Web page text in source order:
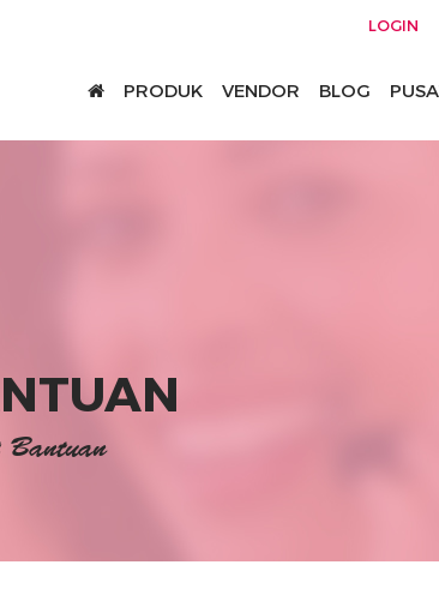
LOGIN
PRODUK VENDOR BLOG
Bantuan